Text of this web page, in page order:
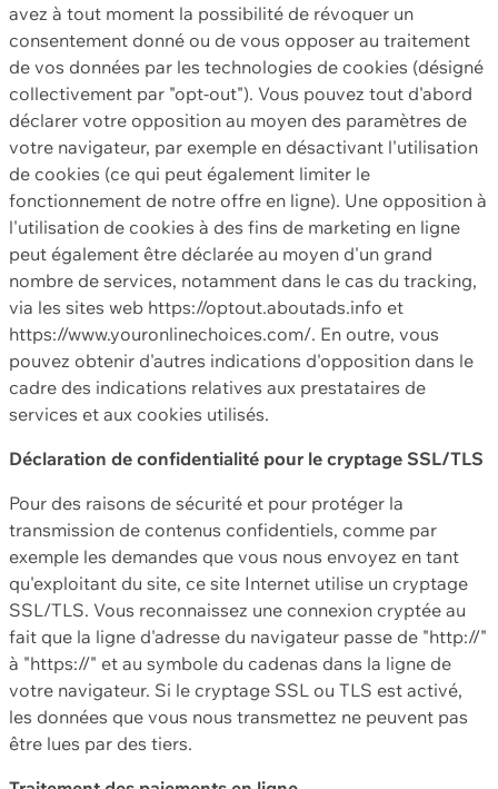
avez à tout moment la possibilité de révoquer un
consentement donné ou de vous opposer au traitement
de vos données par les technologies de cookies (désigné
collectivement par "opt-out"). Vous pouvez tout d'abord
déclarer votre opposition au moyen des paramètres de
votre navigateur, par exemple en désactivant l'utilisation
de cookies (ce qui peut également limiter le
fonctionnement de notre offre en ligne). Une opposition à
l'utilisation de cookies à des fins de marketing en ligne
peut également être déclarée au moyen d'un grand
nombre de services, notamment dans le cas du tracking,
via les sites web https://optout.aboutads.info et
https://www.youronlinechoices.com/. En outre, vous
pouvez obtenir d'autres indications d'opposition dans le
cadre des indications relatives aux prestataires de
services et aux cookies utilisés.
Déclaration de confidentialité pour le cryptage SSL/TLS
Pour des raisons de sécurité et pour protéger la
transmission de contenus confidentiels, comme par
exemple les demandes que vous nous envoyez en tant
qu'exploitant du site, ce site Internet utilise un cryptage
SSL/TLS. Vous reconnaissez une connexion cryptée au
fait que la ligne d'adresse du navigateur passe de "http://"
à "https://" et au symbole du cadenas dans la ligne de
votre navigateur. Si le cryptage SSL ou TLS est activé,
les données que vous nous transmettez ne peuvent pas
être lues par des tiers.